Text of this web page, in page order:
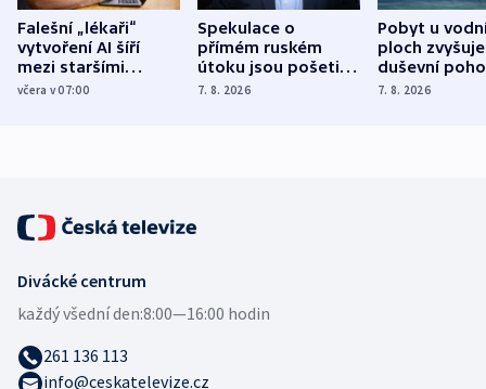
Falešní „lékaři“
vytvoření AI šíří
mezi staršími
Poláky nebezpečné
včera v 07:00
Spekulace o
přímém ruském
útoku jsou pošetilé,
míní estonský
7. 8. 2026
Pobyt u
ploch zvyšuje
duševní
ukázala
7. 8. 2026
Divácké centrum
každý všední den:8:00—16:00 hodin
261 136 113
info@ceskatelevize.cz